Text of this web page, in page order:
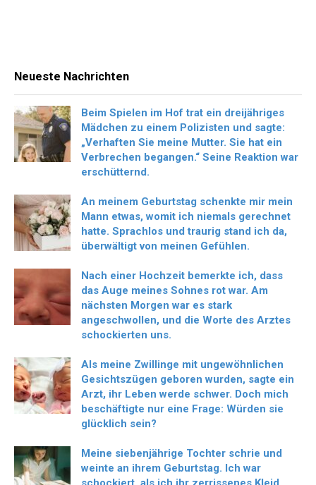
Neueste Nachrichten
Beim Spielen im Hof trat ein dreijähriges
Mädchen zu einem Polizisten und sagte:
„Verhaften Sie meine Mutter. Sie hat ein
Verbrechen begangen.“ Seine Reaktion war
erschütternd.
An meinem Geburtstag schenkte mir mein
Mann etwas, womit ich niemals gerechnet
hatte. Sprachlos und traurig stand ich da,
überwältigt von meinen Gefühlen.
Nach einer Hochzeit bemerkte ich, dass
das Auge meines Sohnes rot war. Am
nächsten Morgen war es stark
angeschwollen, und die Worte des Arztes
schockierten uns.
Als meine Zwillinge mit ungewöhnlichen
Gesichtszügen geboren wurden, sagte ein
Arzt, ihr Leben werde schwer. Doch mich
beschäftigte nur eine Frage: Würden sie
glücklich sein?
Meine siebenjährige Tochter schrie und
weinte an ihrem Geburtstag. Ich war